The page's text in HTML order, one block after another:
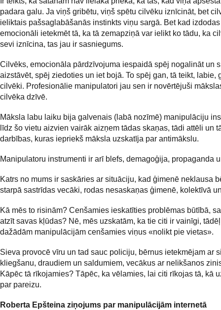
padara galu. Ja viņš gribētu, viņš spētu cilvēku iznīcināt, bet
ieliktais pašsaglabāšanās instinkts viņu sargā. Bet kad
emocionāli ietekmēt tā, ka tā zemapziņā var ielikt ko tādu, ka
sevi iznīcina, tas jau ir sasniegums.
Cilvēks, emocionāla pārdzīvojuma iespaidā spēj nogalināt un
aizstāvēt, spēj ziedoties un iet bojā. To spēj gan, tā teikt, labie,
cilvēki. Profesionālie manipulatori jau sen ir novērtējuši
cilvēka dzīvē.
Māksla labu laiku bija galvenais (labā nozīmē) manipulāciju
līdz šo vietu aizvien vairāk aizņem tādas skaņas, tādi attēli un
darbības, kuras iepriekš māksla uzskatīja par antimākslu.
Manipulatoru instrumenti ir arī blefs, demagoģija, propaganda
Katrs no mums ir saskāries ar situāciju, kad ģimenē neklausa
starpā sastrīdas vecāki, rodas nesaskaņas ģimenē, kolektīvā
Kā mēs to risinām? Cenšamies ieskatīties problēmas būtībā,
atzīt savas kļūdas? Nē, mēs uzskatām, ka tie citi ir vainīgi,
dažādām manipulācijām cenšamies viņus «nolikt pie vietas».
Sieva provocē vīru un tad sauc policiju, bērnus ietekmējam ar
kliegšanu, draudiem un saldumiem, vecākus ar nelikšanos
Kāpēc tā rīkojamies? Tāpēc, ka vēlamies, lai citi rīkojas tā, kā
par pareizu.
Roberta Epšteina ziņojums par manipulācijām internetā